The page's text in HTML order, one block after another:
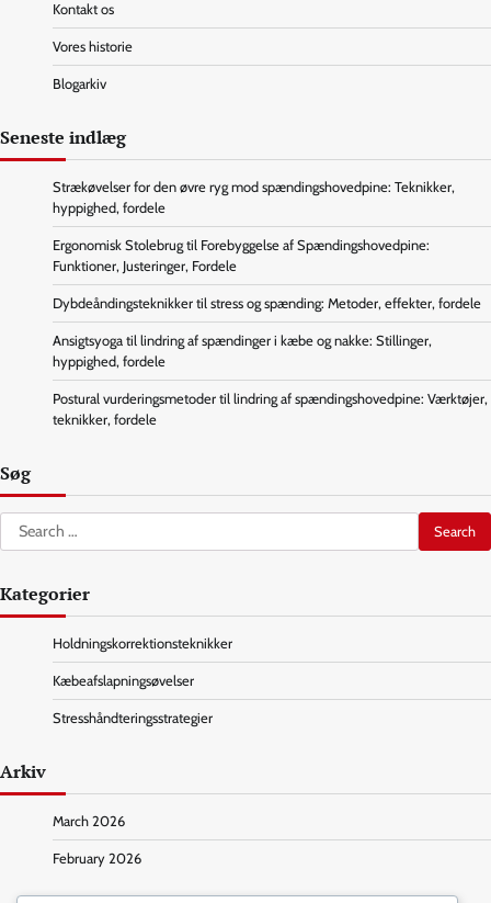
Kontakt os
Vores historie
Blogarkiv
Seneste indlæg
Strækøvelser for den øvre ryg mod spændingshovedpine: Teknikker,
hyppighed, fordele
Ergonomisk Stolebrug til Forebyggelse af Spændingshovedpine:
Funktioner, Justeringer, Fordele
Dybdeåndingsteknikker til stress og spænding: Metoder, effekter, fordele
Ansigtsyoga til lindring af spændinger i kæbe og nakke: Stillinger,
hyppighed, fordele
Postural vurderingsmetoder til lindring af spændingshovedpine: Værktøjer,
teknikker, fordele
Søg
Search
for:
Kategorier
Holdningskorrektionsteknikker
Kæbeafslapningsøvelser
Stresshåndteringsstrategier
Arkiv
March 2026
February 2026